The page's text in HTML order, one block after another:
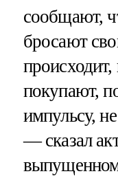
сообщают,
бросают
покупают,
импульсу,
— сказал